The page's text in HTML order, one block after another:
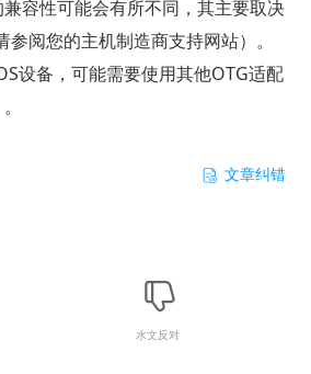
容性可能会有所不同，其主要取决
阅您的主机制造商支持网站）。
设备，可能需要使用其他OTG适配
文章纠错
水文反对